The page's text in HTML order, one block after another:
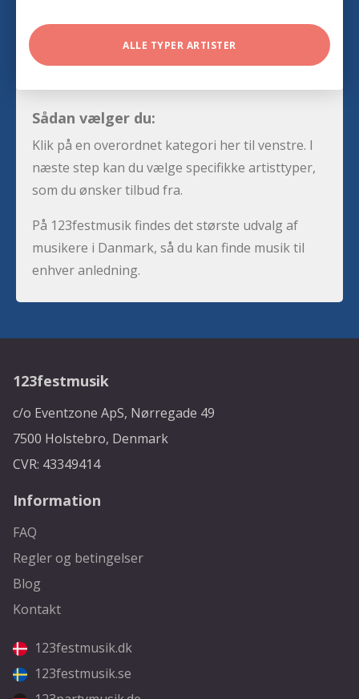
ALLE TYPER ARTISTER
Sådan vælger du:
Klik på en overordnet kategori her til venstre. I
næste step kan du vælge specifikke artisttyper,
som du ønsker tilbud fra.
På 123festmusik findes det største udvalg af
musikere i Danmark, så du kan finde musik til
enhver anledning.
123festmusik
c/o Eventzone ApS, Nørregade 49
7500 Holstebro, Denmark
CVR: 43349414
Information
FAQ
Regler og betingelser
Blog
Kontakt
123festmusik.dk
123festmusik.se